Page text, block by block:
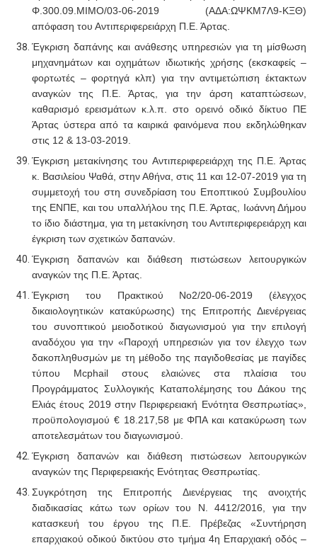
Φ.300.09.ΜΙΜΟ/03-06-2019 (ΑΔΑ:ΩΨΚΜ7Λ9-ΚΞΘ)
απόφαση του Αντιπεριφερειάρχη Π.Ε. Άρτας.
Έγκριση δαπάνης και ανάθεσης υπηρεσιών για τη μίσθωση
μηχανημάτων και οχημάτων ιδιωτικής χρήσης (εκσκαφείς –
φορτωτές – φορτηγά κλπ) για την αντιμετώπιση έκτακτων
αναγκών της Π.Ε. Άρτας,για την άρση καταπτώσεων,
καθαρισμό ερεισμάτων κ.λ.π. στο ορεινό οδικό δίκτυο ΠΕ
Άρτας ύστερα από τα καιρικά φαινόμενα που εκδηλώθηκαν
στις 12 & 13-03-2019.
Έγκριση μετακίνησης του Αντιπεριφερειάρχη της Π.Ε. Άρτας
κ. Βασιλείου Ψαθά, στην Αθήνα, στις 11 και 12-07-2019 για τη
συμμετοχή του στη συνεδρίαση του Εποπτικού Συμβουλίου
της ΕΝΠΕ, και του υπαλλήλου της Π.Ε. Άρτας, Ιωάννη Δήμου
το ίδιο διάστημα, για τη μετακίνηση του Αντιπεριφερειάρχη και
έγκριση των σχετικών δαπανών.
Έγκριση δαπανών και διάθεση πιστώσεων λειτουργικών
αναγκών της Π.Ε. Άρτας.
Έγκριση του Πρακτικού Νο2/20-06-2019 (έλεγχος
δικαιολογητικών κατακύρωσης) της Επιτροπής Διενέργειας
του συνοπτικού μειοδοτικού διαγωνισμού για την επιλογή
αναδόχου για την «Παροχή υπηρεσιών για τον έλεγχο των
δακοπληθυσμών με τη μέθοδο της παγιδοθεσίας με παγίδες
τύπου Mcphail στους ελαιώνες στα πλαίσια του
Προγράμματος Συλλογικής Καταπολέμησης του Δάκου της
Ελιάς έτους 2019 στην Περιφερειακή Ενότητα Θεσπρωτίας»,
προϋπολογισμού € 18.217,58 με ΦΠΑ και κατακύρωση των
αποτελεσμάτων του διαγωνισμού.
Έγκριση δαπανών και διάθεση πιστώσεων λειτουργικών
αναγκών της Περιφερειακής Ενότητας Θεσπρωτίας.
Συγκρότηση της Επιτροπής Διενέργειας της ανοιχτής
διαδικασίας κάτω των ορίων του Ν. 4412/2016, για την
κατασκευή του έργου της Π.Ε. Πρέβεζας «Συντήρηση
επαρχιακού οδικού δικτύου στο τμήμα 4η Επαρχιακή οδός –